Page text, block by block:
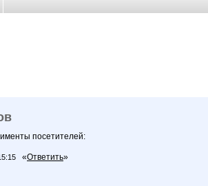
посетителей:
«Ответить»